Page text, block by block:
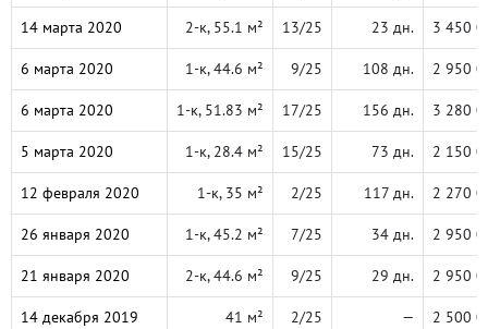
14 марта 2020 2-к, 55.1 м² 13/25 23 дн. 3 450
6 марта 2020 1-к, 44.6 м² 9/25 108 дн. 2 950
6 марта 2020 1-к, 51.83 м² 17/25 156 дн. 3 280
5 марта 2020 1-к, 28.4 м² 15/25 73 дн. 2 150
12 февраля 2020 1-к, 35 м² 2/25 117 дн. 2 270
26 января 2020 1-к, 45.2 м² 7/25 34 дн. 2 950
21 января 2020 2-к, 44.6 м² 9/25 29 дн. 2 950
14 декабря 2019 41 м² 2/25 — 2 500